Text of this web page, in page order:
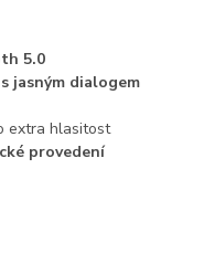
5.0
jasným dialogem
extra hlasitost
provedení